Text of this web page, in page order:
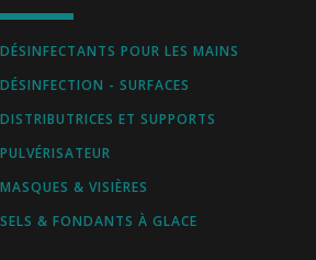
DÉSINFECTANTS POUR LES MAINS
DÉSINFECTION - SURFACES
DISTRIBUTRICES ET SUPPORTS
PULVÉRISATEUR
MASQUES & VISIÈRES
SELS & FONDANTS À GLACE